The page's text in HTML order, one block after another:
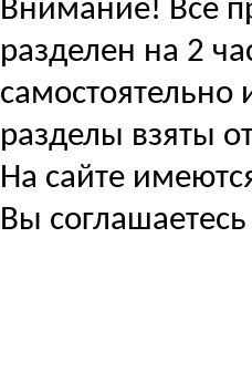
Внимание! Все
разделен на 2
самостоятельно
разделы взяты
На сайте
Вы